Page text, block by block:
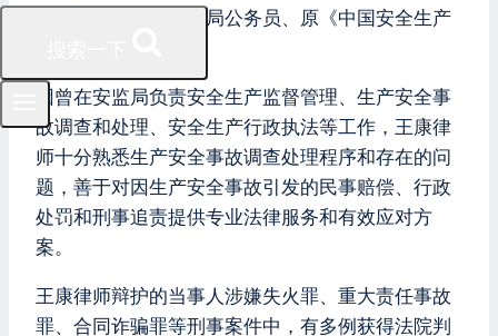
扬州市宝应县原安监局公务员、原《中国安全生产
因曾在安监局负责安全生产监督管理、生产安全事
故调查和处理、安全生产行政执法等工作，王康律
师十分熟悉生产安全事故调查处理程序和存在的问
题，善于对因生产安全事故引发的民事赔偿、行政
处罚和刑事追责提供专业法律服务和有效应对方
案。
王康律师辩护的当事人涉嫌失火罪、重大责任事故
罪、合同诈骗罪等刑事案件中，有多例获得法院判